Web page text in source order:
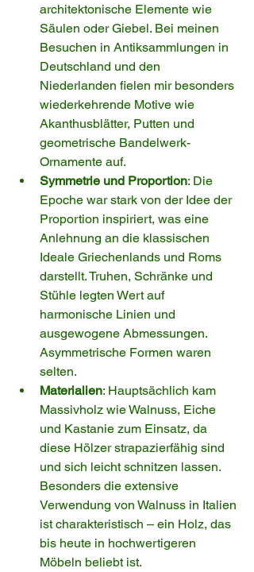
architektonische Elemente wie
Säulen oder Giebel. Bei meinen
Besuchen in Antiksammlungen in
Deutschland und den
Niederlanden fielen mir besonders
wiederkehrende Motive wie
Akanthusblätter, Putten und
geometrische Bandelwerk-
Ornamente auf.
Symmetrie und Proportion: Die
Epoche war stark von der Idee der
Proportion inspiriert, was eine
Anlehnung an die klassischen
Ideale Griechenlands und Roms
darstellt. Truhen, Schränke und
Stühle legten Wert auf
harmonische Linien und
ausgewogene Abmessungen.
Asymmetrische Formen waren
selten.
Materialien: Hauptsächlich kam
Massivholz wie Walnuss, Eiche
und Kastanie zum Einsatz, da
diese Hölzer strapazierfähig sind
und sich leicht schnitzen lassen.
Besonders die extensive
Verwendung von Walnuss in Italien
ist charakteristisch – ein Holz, das
bis heute in hochwertigeren
Möbeln beliebt ist.